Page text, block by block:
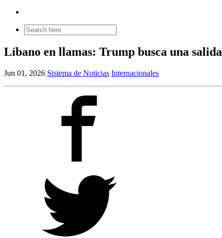
Search
for:
Líbano en llamas: Trump busca una
Jun 01, 2026 Sistema de Noticias Internacionales